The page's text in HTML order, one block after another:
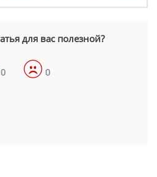
для вас полезной?
0 0